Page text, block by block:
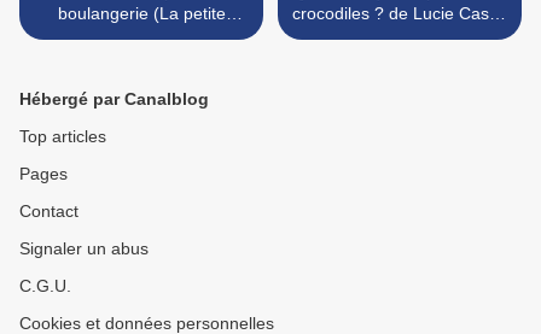
boulangerie (La petite
boulangerie 3), de Jenny
crocodiles ? de Lucie Castel
>
Hébergé par Canalblog
Top articles
Pages
Contact
Signaler un abus
C.G.U.
Cookies et données personnelles